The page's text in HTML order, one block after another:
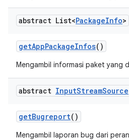
abstract List<PackageInfo>
getAppPackageInfos()
Mengambil informasi paket yang
abstract InputStreamSource
getBugreport()
Mengambil laporan bug dari